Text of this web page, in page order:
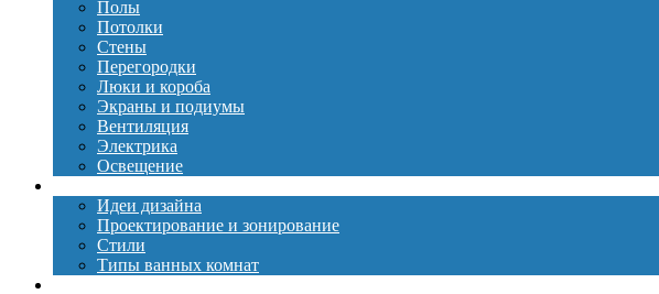
Полы
Потолки
Стены
Перегородки
Люки и короба
Экраны и подиумы
Вентиляция
Электрика
Освещение
Идеи дизайна
Проектирование и зонирование
Стили
Типы ванных комнат